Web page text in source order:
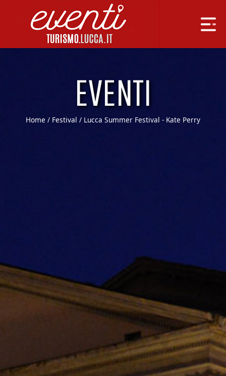
EVENTI
Home / Festival / Lucca Summer Festival - Kate Perry